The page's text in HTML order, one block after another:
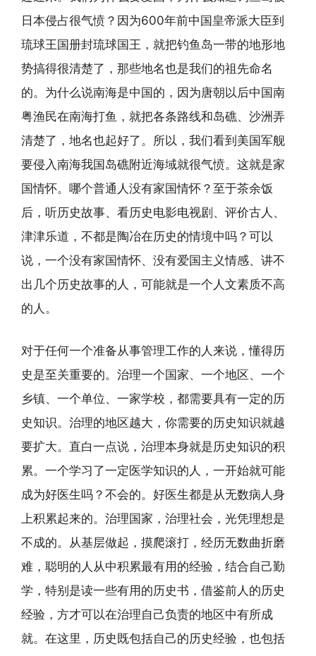
日本侵占很气愤？因为600年前中国皇帝派大臣到
琉球王国册封琉球国王，就把钓鱼岛一带的地形地
势搞得很清楚了，那些地名也是我们的祖先命名
的。为什么说南海是中国的，因为唐朝以后中国南
粤渔民在南海打鱼，就把各条路线和岛礁、沙洲弄
清楚了，地名也起好了。所以，我们看到美国军舰
要侵入南海我国岛礁附近海域就很气愤。这就是家
国情怀。哪个普通人没有家国情怀？至于茶余饭
后，听历史故事、看历史电影电视剧、评价古人、
津津乐道，不都是陶冶在历史的情境中吗？可以
说，一个没有家国情怀、没有爱国主义情感、讲不
出几个历史故事的人，可能就是一个人文素质不高
的人。
对于任何一个准备从事管理工作的人来说，懂得历
史是至关重要的。治理一个国家、一个地区、一个
乡镇、一个单位、一家学校，都需要具有一定的历
史知识。治理的地区越大，你需要的历史知识就越
要扩大。直白一点说，治理本身就是历史知识的积
累。一个学习了一定医学知识的人，一开始就可能
成为好医生吗？不会的。好医生都是从无数病人身
上积累起来的。治理国家，治理社会，光凭理想是
不成的。从基层做起，摸爬滚打，经历无数曲折磨
难，聪明的人从中积累最有用的经验，结合自己勤
学，特别是读一些有用的历史书，借鉴前人的历史
经验，方才可以在治理自己负责的地区中有所成
就。在这里，历史既包括自己的历史经验，也包括